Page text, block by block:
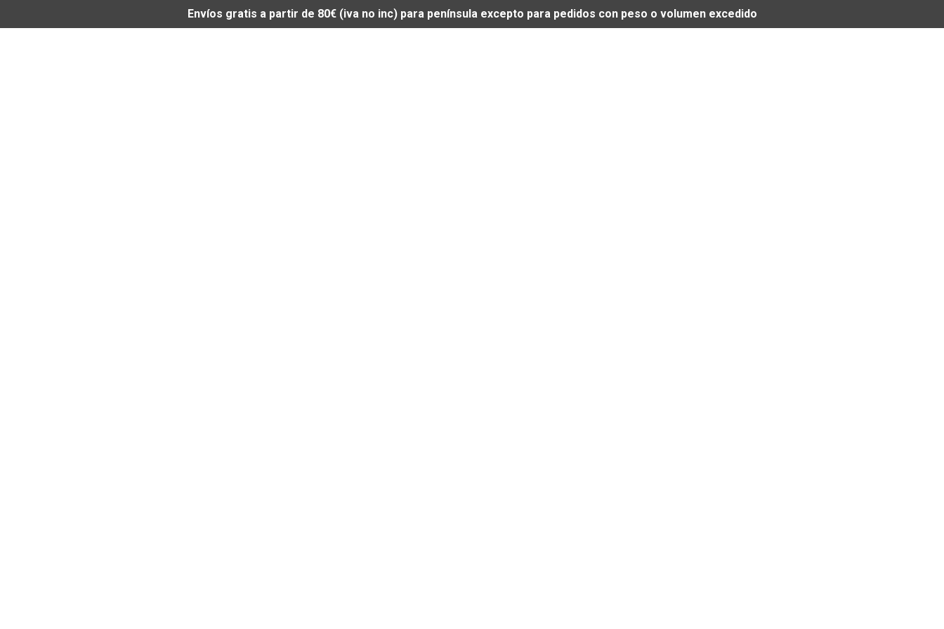
Envíos gratis a partir de 80€ (iva no inc) para península excepto para pedidos con peso o volumen excedido